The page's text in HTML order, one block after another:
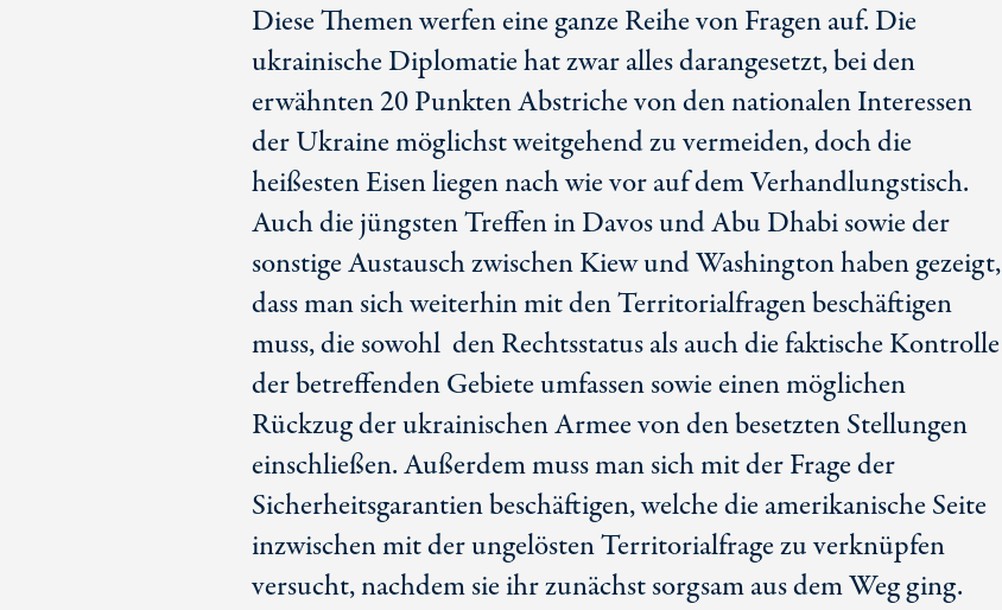
Diese Themen werfen eine ganze Reihe von Fragen auf. Die
ukrainische Diplomatie hat zwar alles darangesetzt, bei den
erwähnten 20 Punkten Abstriche von den nationalen Interessen
der Ukraine möglichst weitgehend zu vermeiden, doch die
heißesten Eisen liegen nach wie vor auf dem Verhandlungstisch.
Auch die jüngsten Treffen in Davos und Abu Dhabi sowie der
sonstige Austausch zwischen Kiew und Washington haben gezeigt,
dass man sich weiterhin mit den Territorialfragen beschäftigen
muss, die sowohl den Rechtsstatus als auch die faktische Kontrolle
der betreffenden Gebiete umfassen sowie einen möglichen
Rückzug der ukrainischen Armee von den besetzten Stellungen
einschließen. Außerdem muss man sich mit der Frage der
Sicherheitsgarantien beschäftigen, welche die amerikanische Seite
inzwischen mit der ungelösten Territorialfrage zu verknüpfen
versucht, nachdem sie ihr zunächst sorgsam aus dem Weg ging.